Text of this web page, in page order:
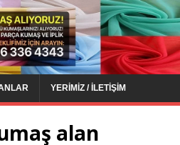
YERIMIZ / İLETIŞIM
alan